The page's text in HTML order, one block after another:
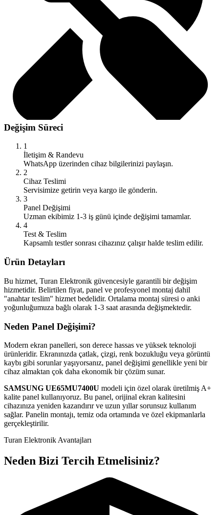
Değişim Süreci
1
İletişim & Randevu
WhatsApp üzerinden cihaz bilgilerinizi paylaşın.
2
Cihaz Teslimi
Servisimize getirin veya kargo ile gönderin.
3
Panel Değişimi
Uzman ekibimiz 1-3 iş günü içinde değişimi tamamlar.
4
Test & Teslim
Kapsamlı testler sonrası cihazınız çalışır halde teslim edilir.
Ürün Detayları
Bu hizmet, Turan Elektronik güvencesiyle garantili bir değişim
hizmetidir. Belirtilen fiyat, panel ve profesyonel montaj dahil
"anahtar teslim" hizmet bedelidir. Ortalama montaj süresi o anki
yoğunluğumuza bağlı olarak 1-3 saat arasında değişmektedir.
Neden Panel Değişimi?
Modern ekran panelleri, son derece hassas ve yüksek teknoloji
ürünleridir. Ekranınızda çatlak, çizgi, renk bozukluğu veya görüntü
kaybı gibi sorunlar yaşıyorsanız, panel değişimi genellikle yeni bir
cihaz almaktan çok daha ekonomik bir çözüm sunar.
SAMSUNG UE65MU7400U modeli için özel olarak üretilmiş A+
kalite panel kullanıyoruz. Bu panel, orijinal ekran kalitesini
cihazınıza yeniden kazandırır ve uzun yıllar sorunsuz kullanım
sağlar. Panelin montajı, temiz oda ortamında ve özel ekipmanlarla
gerçekleştirilir.
Turan Elektronik Avantajları
Neden Bizi Tercih Etmelisiniz?